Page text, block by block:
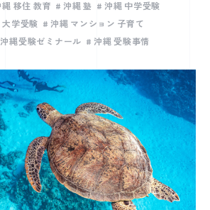
縄 移住 教育 沖縄 塾
沖縄 中学受験
大学受験
沖縄 マンション 子育て
沖縄受験ゼミナール 沖縄 受験事情